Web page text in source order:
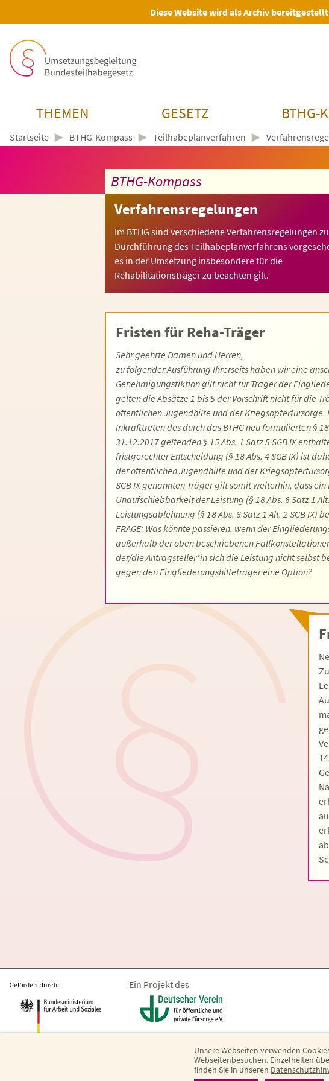
Diese Website wird als Archiv
THEMEN GESETZ BTHG-
Startseite ► BTHG-Kompass ► Teilhabeplanverfahren ►
BTHG-Kompass
Verfahrensregelungen
Im BTHG sind verschiedene Verfahrensregelungen
Durchführung des Teilhabeplanverfahrens
es in der Umsetzung insbesondere für die
Rehabilitationsträger zu beachten gilt.
Fristen für Reha-Träger
Sehr geehrte Damen und Herren,
zu folgender Ausführung Ihrerseits haben wir eine
Genehmigungsfiktion gilt nicht für Träger der
gelten die Absätze 1 bis 5 der Vorschrift nicht für die
öffentlichen Jugendhilfe und der Kriegsopferfürsorge.
Inkrafttreten des durch das BTHG neu formulierten §
31.12.2017 geltenden § 15 Abs. 1 Satz 5 SGB IX
fristgerechter Entscheidung (§ 18 Abs. 4 SGB IX) ist
der öffentlichen Jugendhilfe und der
SGB IX genannten Träger gilt somit weiterhin, dass
Unaufschiebbarkeit der Leistung (§ 18 Abs. 6 Satz 1
Leistungsablehnung (§ 18 Abs. 6 Satz 1 Alt. 2 SGB IX)
FRAGE: Was könnte passieren, wenn der
außerhalb der oben beschriebenen
der/die Antragsteller*in sich die Leistung nicht selbst
gegen den Eingliederungshilfeträger eine Option?
Ein Projekt des
Unsere Webseiten verwenden
Webseitenbesuchen. Einzelheiten
finden Sie in unseren